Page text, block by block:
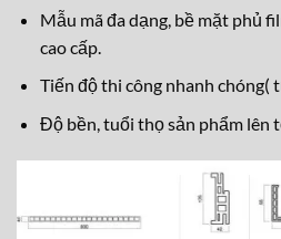
Mẫu mã đa dạng, bề mặt phủ
cao cấp.
Tiến độ thi công nhanh chóng(
Độ bền, tuổi thọ sản phẩm lên